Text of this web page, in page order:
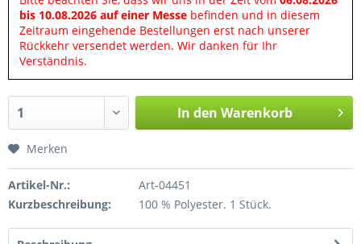
bis 10.08.2026 auf einer Messe befinden und in diesem
Zeitraum eingehende Bestellungen erst nach unserer
Rückkehr versendet werden. Wir danken für Ihr
Verständnis.
In den Warenkorb
Merken
Artikel-Nr.:
Art-04451
Kurzbeschreibung:
100 % Polyester. 1 Stück.